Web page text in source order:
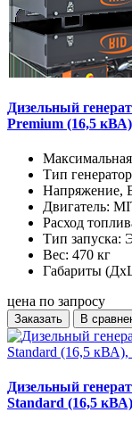
Дизельный
Premium (16,5
Тип
Напряжение,
Двигатель:
Расход
Тип запуска:
Вес: 470 кг
Габариты
цена по запросу
Заказать В
Дизельный
Standard (16,5